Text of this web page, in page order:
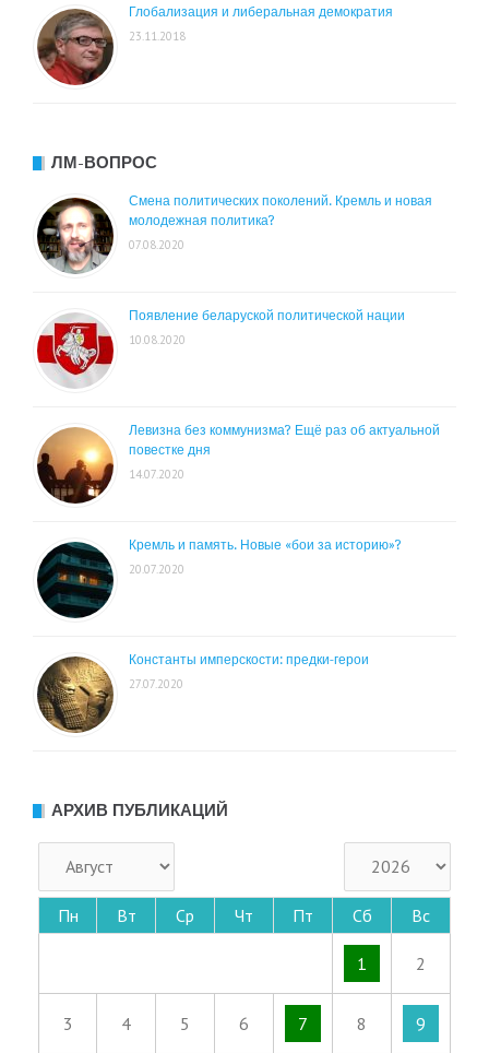
Глобализация и либеральная демократия
23.11.2018
ЛМ-ВОПРОС
Смена политических поколений. Кремль и новая
молодежная политика?
07.08.2020
Появление беларуской политической нации
10.08.2020
Левизна без коммунизма? Ещё раз об актуальной
повестке дня
14.07.2020
Кремль и память. Новые «бои за историю»?
20.07.2020
Константы имперскости: предки-герои
27.07.2020
АРХИВ ПУБЛИКАЦИЙ
Пн Вт Ср Чт Пт Сб Вс
1 2
3 4 5 6 7 8 9